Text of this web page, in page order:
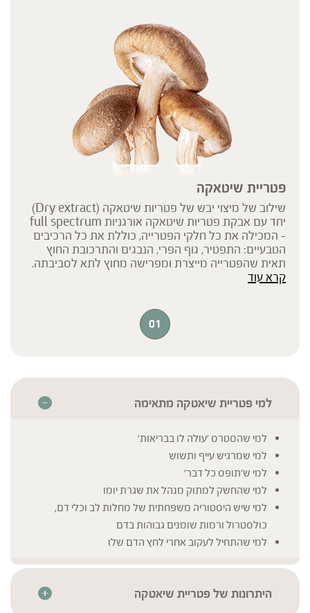
פטריית שיטאקה
שילוב של מיצוי יבש של פטריות שיטאקה (Dry extract)
יחד עם אבקת פטריות שיטאקה אורגניות full spectrum
- המכילה את כל חלקי הפטרייה, כוללת את כל הרכיבים
הטבעיים: התפטיר, גוף הפרי, הנבגים והתרכובת החוץ
תאית שהפטרייה מייצרת ומפרישה מחוץ לתא לסביבתה.
החומרים הפעילים העיקריים הינם פוליסכרידים וביניהם
הגבוהה ביותר, המלוות בבדיקות מעבדה לעמידה בכמות
הפוליסכרידים והבטא גלוקן האופטימלית.
קרא עוד
01
למי פטריית שיאטקה מתאימה
למי שהסטרס 'עולה לו בבריאות'
למי שמרגיש עייף ותשוש
למי ש'תופס כל דבר'
למי שהחשק למתוק מנהל את שגרת יומו
למי שיש היסטוריה משפחתית של מחלות לב וכלי דם,
כולסטרול ורמות שומנים גבוהות בדם
למי שהתחיל לעקוב אחרי לחץ הדם שלו
היתרונות של פטריית שיאטקה